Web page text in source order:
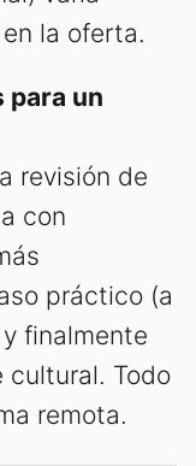
la oferta.
para un
revisión de
con
práctico (a
finalmente
cultural. Todo
remota.